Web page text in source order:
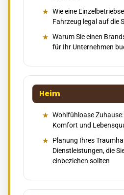
Wie eine
Fahrzeug legal auf die
Warum Sie einen
für Ihr Unternehmen
Heim
Wohlfühloase
Komfort und
Planung Ihres
Dienstleistungen, die
einbeziehen sollten